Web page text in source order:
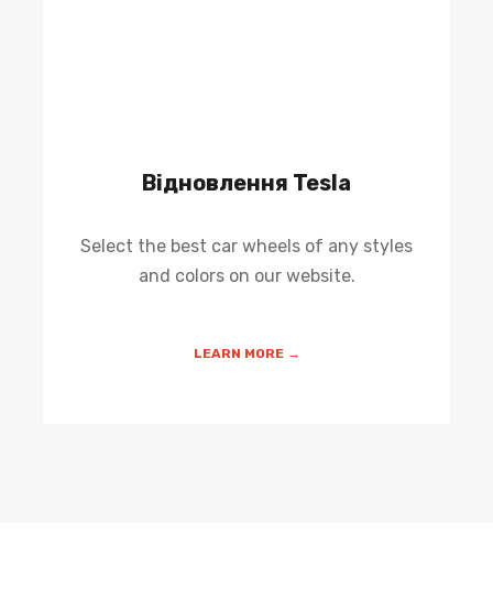
Відновлення Tesla
Select the best car wheels of any styles
and colors on our website.
LEARN MORE →